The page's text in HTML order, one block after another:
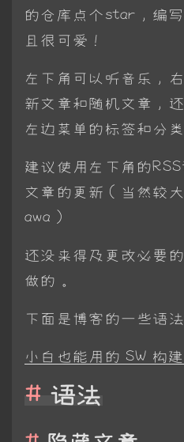
的仓库点个star，编
且很可爱！
左下角可以听音乐，
新文章和随机文章，
左边菜单的标签和分
建议使用左下角的
文章的更新（当然较
awa）
还没来得及更改必要
做的。
下面是博客的一些语
小白也能用的 SW 构
语法